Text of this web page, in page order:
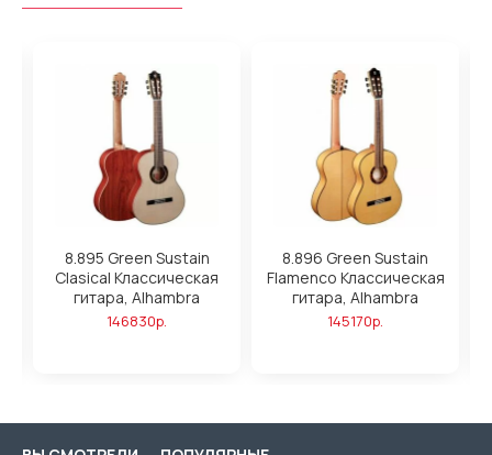
8.895 Green Sustain
Clasical Классическая
гитара, Alhambra
146830р.
8.896 Green Sustain
Flamenco Классическая
гитара, Alhambra
145170р.